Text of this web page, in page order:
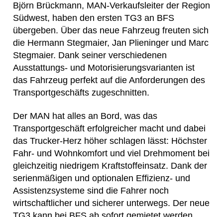
Björn Brückmann, MAN-Verkaufsleiter der Region
Südwest, haben den ersten TG3 an BFS
übergeben. Über das neue Fahrzeug freuten sich
die Hermann Stegmaier, Jan Plieninger und Marc
Stegmaier. Dank seiner verschiedenen
Ausstattungs- und Motorisierungsvarianten ist
das Fahrzeug perfekt auf die Anforderungen des
Transportgeschäfts zugeschnitten.
Der MAN hat alles an Bord, was das
Transportgeschäft erfolgreicher macht und dabei
das Trucker-Herz höher schlagen lässt: Höchster
Fahr- und Wohnkomfort und viel Drehmoment bei
gleichzeitig niedrigem Kraftstoffeinsatz. Dank der
serienmäßigen und optionalen Effizienz- und
Assistenzsysteme sind die Fahrer noch
wirtschaftlicher und sicherer unterwegs. Der neue